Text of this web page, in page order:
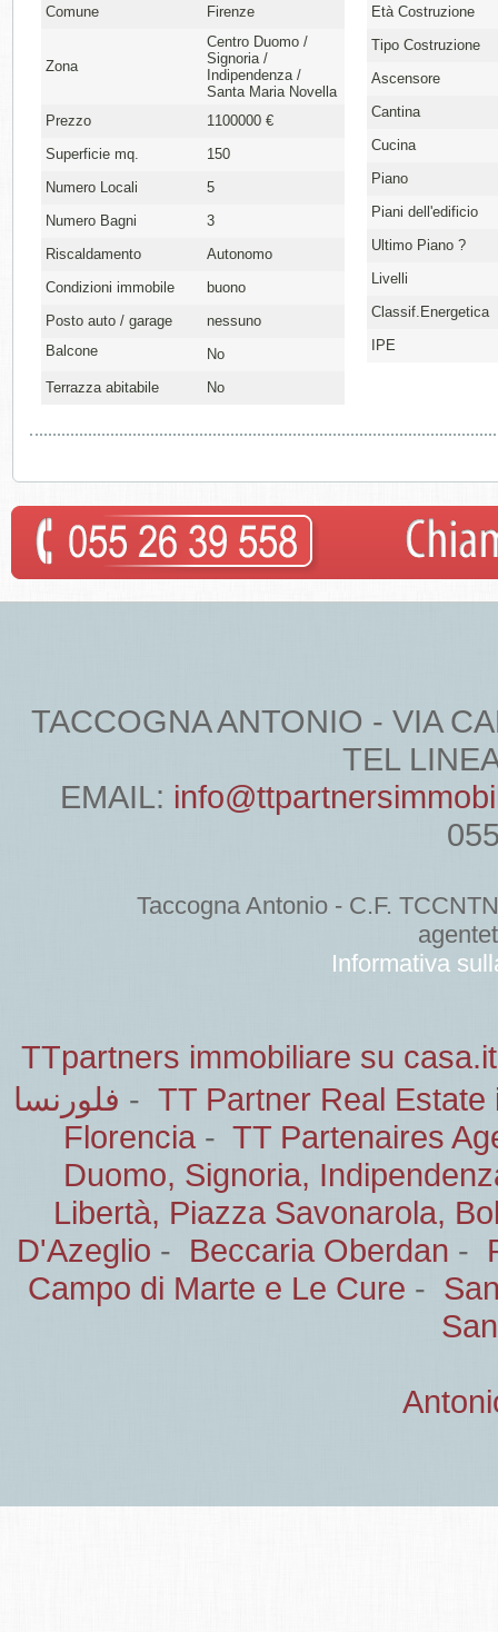
Comune
Firenze
Zona
Centro Duomo /
Signoria /
Indipendenza /
Santa Maria Novella
Prezzo
1100000 €
Superficie mq.
150
Numero Locali
5
Numero Bagni
3
Riscaldamento
Autonomo
Condizioni immobile
buono
Posto auto / garage
nessuno
Balcone
No
Terrazza abitabile
No
Età Costruzione
Tipo Costruzione
Ascensore
Cantina
Cucina
Piano
Piani dell'edificio
Ultimo Piano ?
Livelli
Classif.Energetica
IPE
TACCOGNA ANTONIO - VIA
TEL
EMAIL:
Taccogna Antonio - C.F.
Informativa
TTpartners immobiliare su casa.it
فلورنسا - TT Partner Real Estate
Florencia- TT Partenaires
Duomo, Signoria,
Libertà, Piazza Savonarola,
D'Azeglio - Beccaria Oberdan -
Campo di Marte e Le Cure -